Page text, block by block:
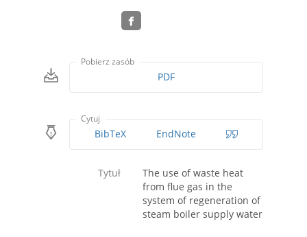
Pobierz zasób
PDF
Cytuj
BibTeX EndNote
Tytuł
The use of waste heat
from flue gas in the
system of regeneration of
steam boiler supply water